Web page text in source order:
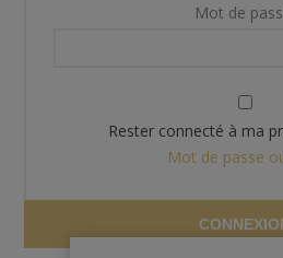
Mot de
Rester connecté à ma
Mot de passe